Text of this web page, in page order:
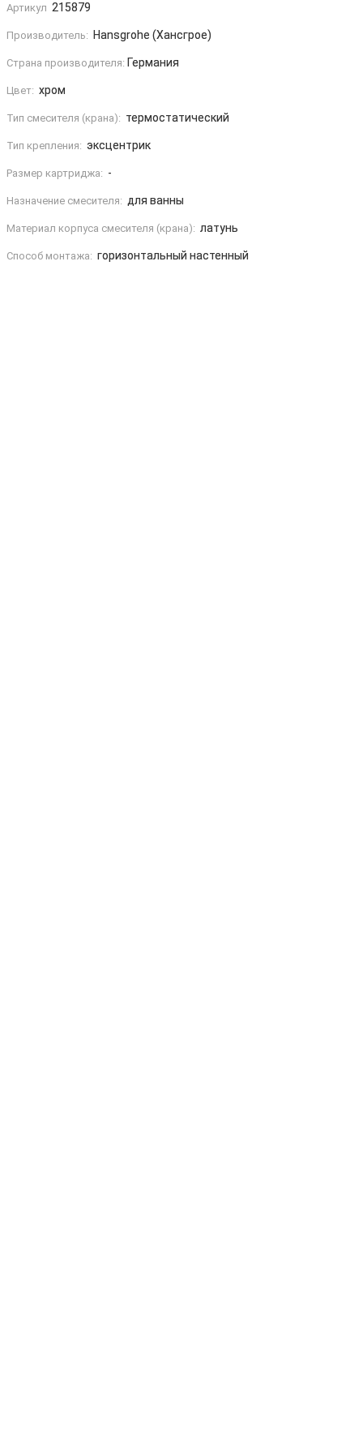
Артикул 215879
Производитель: Hansgrohe (Хансгрое)
Страна производителя: Германия
Цвет: хром
Тип смесителя (крана): термостатический
Тип крепления: эксцентрик
Размер картриджа: -
Назначение смесителя: для ванны
Материал корпуса смесителя (крана): латунь
Способ монтажа: горизонтальный настенный